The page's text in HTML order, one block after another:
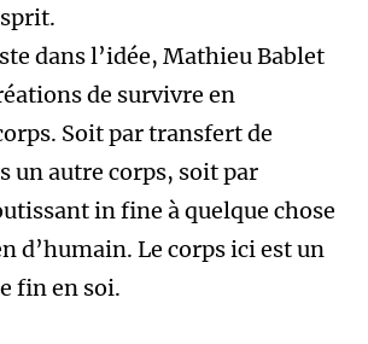
dans l’idée, Mathieu Bablet
de survivre en
Soit par transfert de
un autre corps, soit par
in fine à quelque chose
d’humain. Le corps ici est un
fin en soi.